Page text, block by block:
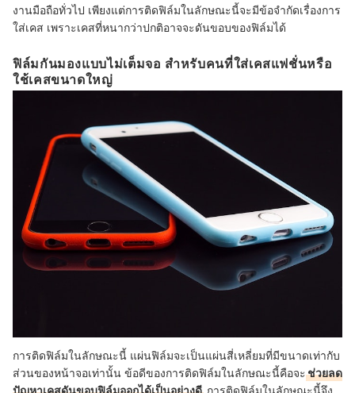
งานมือถือทั่วไป เพียงแต่การติดฟิล์มในลักษณะนี้จะมีข้อจำกัดเรื่องการ
ใส่เคส เพราะเคสที่หนากว่าปกติอาจจะดันขอบของฟิล์มได้
ฟิล์มกันมองแบบไม่เต็มจอ สำหรับคนที่ใส่เคสแฟชั่นหรือ
ใช้เคสขนาดใหญ่
การติดฟิล์มในลักษณะนี้ แผ่นฟิล์มจะเป็นแผ่นสี่เหลี่ยมที่มีขนาดเท่ากับ
ส่วนของหน้าจอเท่านั้น ข้อดีของการติดฟิล์มในลักษณะนี้คือจะช่วยลด